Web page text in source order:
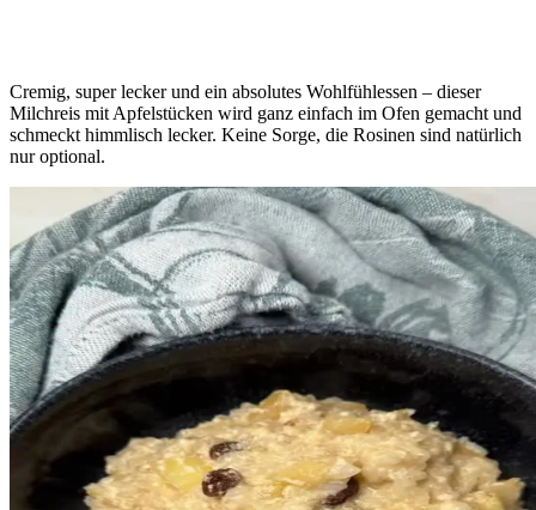
Cremig, super lecker und ein absolutes Wohlfühlessen – dieser
Milchreis mit Apfelstücken wird ganz einfach im Ofen gemacht und
schmeckt himmlisch lecker. Keine Sorge, die Rosinen sind natürlich
nur optional.